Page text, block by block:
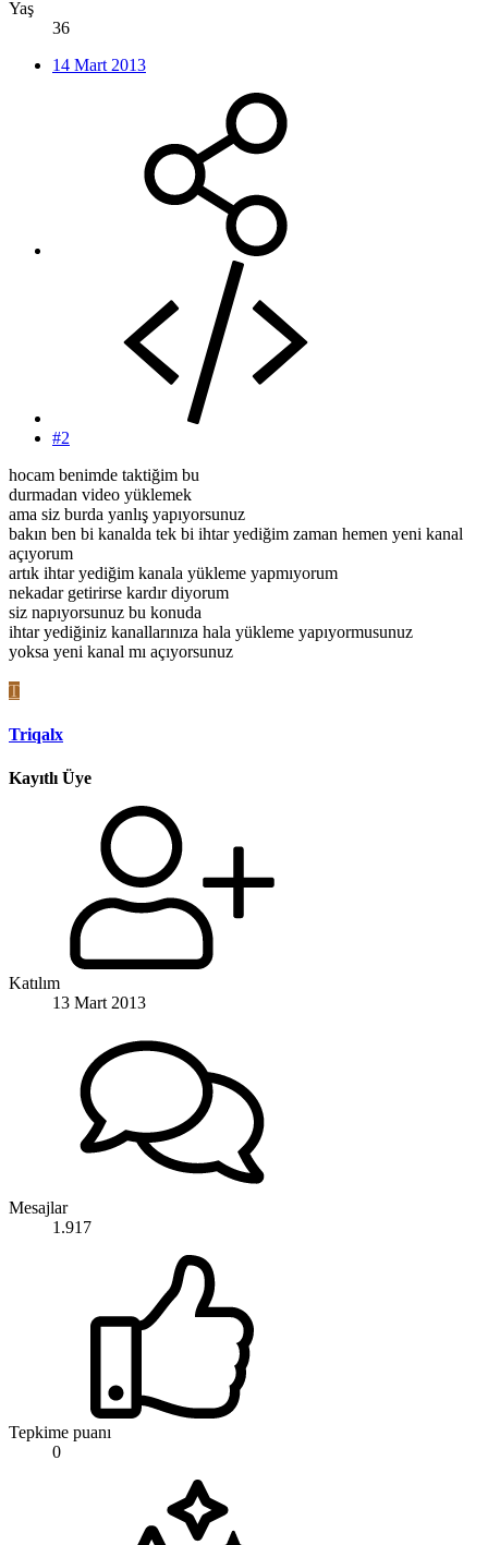
Yaş
36
14 Mart 2013
#2
hocam benimde taktiğim bu
durmadan video yüklemek
ama siz burda yanlış yapıyorsunuz
bakın ben bi kanalda tek bi ihtar yediğim zaman hemen yeni kanal
açıyorum
artık ihtar yediğim kanala yükleme yapmıyorum
nekadar getirirse kardır diyorum
siz napıyorsunuz bu konuda
ihtar yediğiniz kanallarınıza hala yükleme yapıyormusunuz
yoksa yeni kanal mı açıyorsunuz
T
Triqalx
Kayıtlı Üye
Katılım
13 Mart 2013
Mesajlar
1.917
Tepkime puanı
0